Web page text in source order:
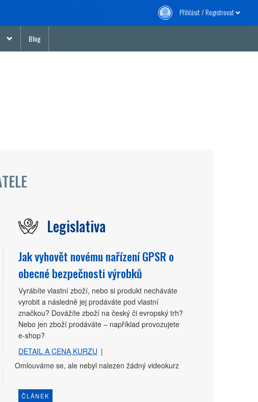
Přihlásit / Registrovat
Blog
Legislativa
Jak vyhovět novému nařízení GPSR o
obecné bezpečnosti výrobků
Vyrábíte vlastní zboží, nebo si produkt necháváte
vyrobit a následně jej prodáváte pod vlastní
značkou? Dovážíte zboží na český či evropský trh?
Nebo jen zboží prodáváte – například provozujete
e-shop?
DETAIL A CENA KURZU |
Omlouváme se, ale nebyl nalezen žádný videokurz
ČLÁNEK